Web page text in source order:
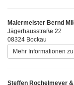
Malermeister Bernd
Jägerhausstraße 22
08324 Bockau
Mehr Informationen
Steffen Rochelmeyer